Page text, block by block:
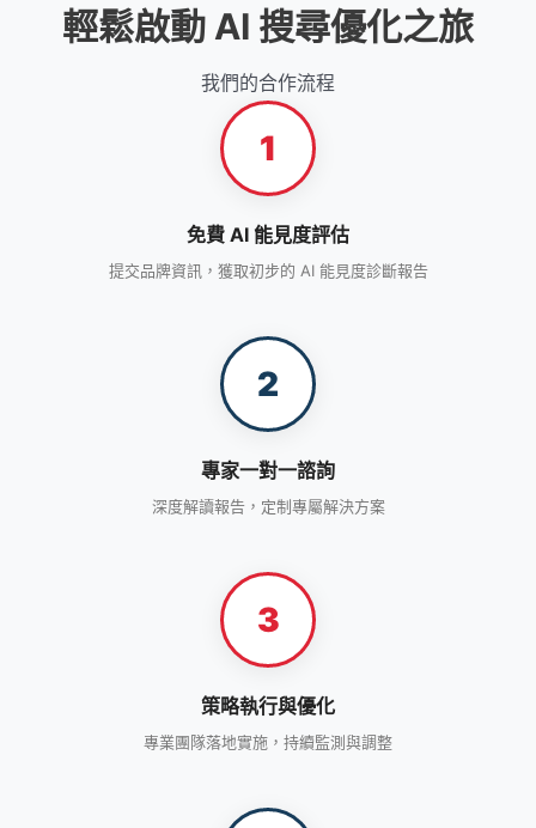
輕鬆啟動 AI 搜尋優化之旅
我們的合作流程
1
免費 AI 能見度評估
提交品牌資訊，獲取初步的 AI 能見度診斷報告
2
專家一對一諮詢
深度解讀報告，定制專屬解決方案
3
策略執行與優化
專業團隊落地實施，持續監測與調整